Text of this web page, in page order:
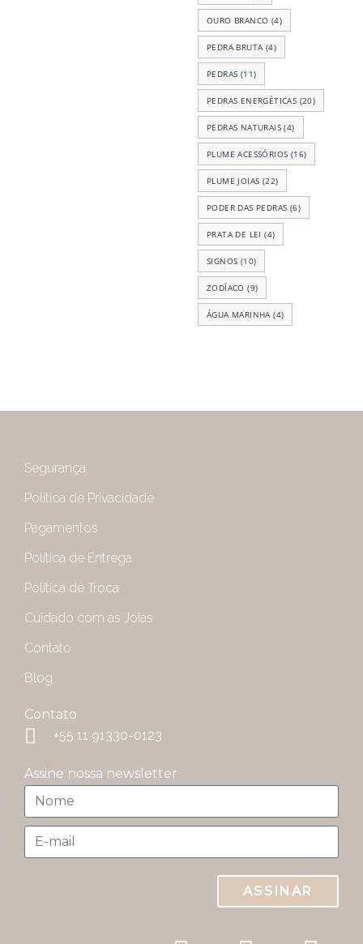
OURO BRANCO (4)
PEDRA BRUTA (4)
PEDRAS (11)
PEDRAS ENERGÉTICAS (20)
PEDRAS NATURAIS (4)
PLUME ACESSÓRIOS (16)
PLUME JOIAS (22)
PODER DAS PEDRAS (6)
PRATA DE LEI (4)
SIGNOS (10)
ZODÍACO (9)
ÁGUA MARINHA (4)
Segurança
Política de Privacidade
Pagamentos
Política de Entrega
Política de Troca
Cuidado com as Joias
Contato
Blog
Contato
+55 11 91330-0123
Assine nossa newsletter
ASSINAR